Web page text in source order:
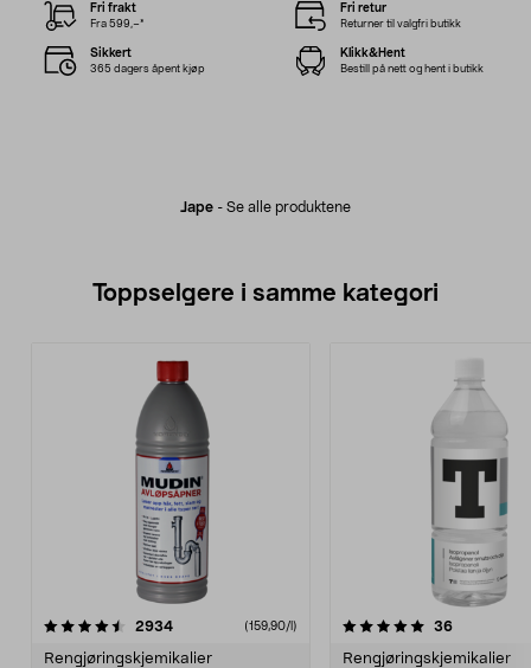
Jape - Se alle produktene
Fri frakt
Fra 599,–*
Fri retur
Returner til valgfri butikk
Sikkert
365 dagers åpent kjøp
Klikk&Hent
Bestill på nett og hent i butikk
Toppselgere i samme kategori
2934anmeldelser(159,90/l)
Rengjøringskjemikalier
5.0 av 5 stjerner 36
Rengjøringskjemikalier
3.5 av 5 stjerner